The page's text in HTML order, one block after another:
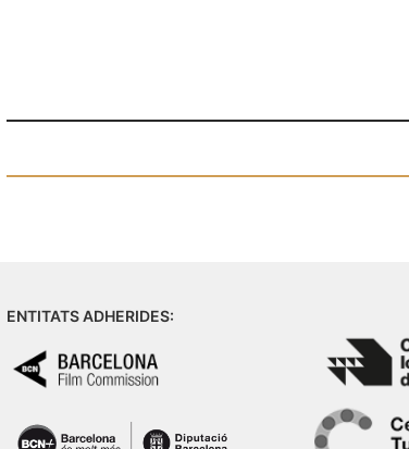
ENTITATS ADHERIDES: